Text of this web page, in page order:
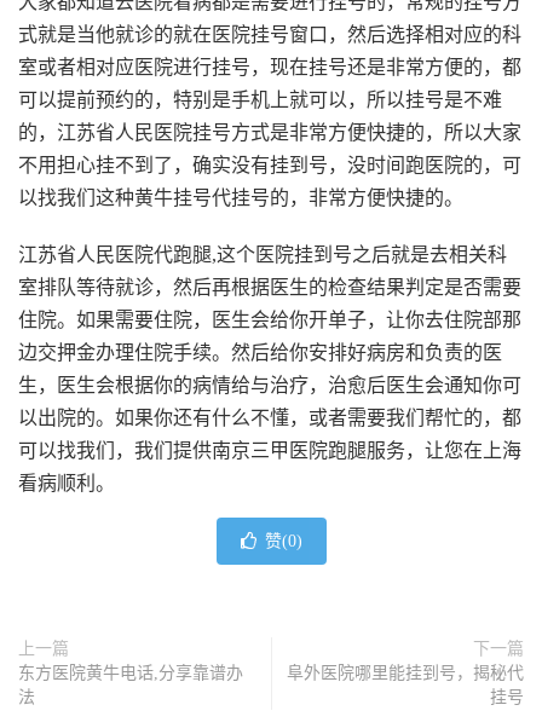
式就是当他就诊的就在医院挂号窗口，然后选择相对应的科
室或者相对应医院进行挂号，现在挂号还是非常方便的，都
可以提前预约的，特别是手机上就可以，所以挂号是不难
的，江苏省人民医院挂号方式是非常方便快捷的，所以大家
不用担心挂不到了，确实没有挂到号，没时间跑医院的，可
以找我们这种黄牛挂号代挂号的，非常方便快捷的。
江苏省人民医院代跑腿,这个医院挂到号之后就是去相关科
室排队等待就诊，然后再根据医生的检查结果判定是否需要
住院。如果需要住院，医生会给你开单子，让你去住院部那
边交押金办理住院手续。然后给你安排好病房和负责的医
生，医生会根据你的病情给与治疗，治愈后医生会通知你可
以出院的。如果你还有什么不懂，或者需要我们帮忙的，都
可以找我们，我们提供南京三甲医院跑腿服务，让您在上海
看病顺利。
赞(0)
上一篇
东方医院黄牛电话,分享靠谱办
法
下一篇
阜外医院哪里能挂到号，揭秘代
挂号